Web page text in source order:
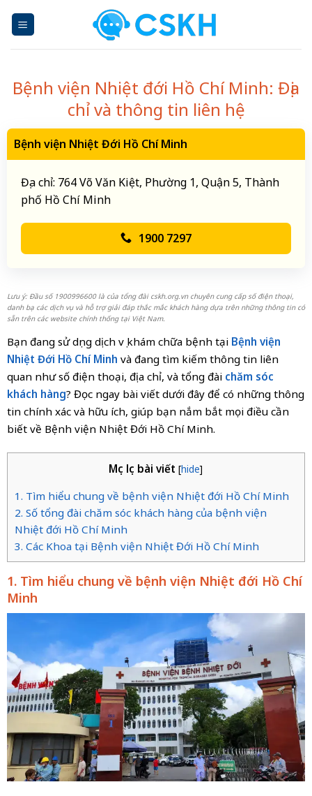
Bệnh viện Nhiệt đới Hồ Chí Minh: Địa
chỉ và thông tin liên hệ
Bệnh viện Nhiệt Đới Hồ Chí Minh
Địa chỉ: 764 Võ Văn Kiệt, Phường 1, Quận 5, Thành
phố Hồ Chí Minh
1900 7297
Lưu ý: Đầu số 1900996600 là của tổng đài cskh.org.vn chuyên cung cấp số điện thoại,
danh bạ các dịch vụ và hỗ trợ giải đáp thắc mắc khách hàng dựa trên những thông tin có
sẵn trên các website chính thống tại Việt Nam.
Bạn đang sử dụng dịch vụ khám chữa bệnh tại Bệnh viện
Nhiệt Đới Hồ Chí Minh và đang tìm kiếm thông tin liên
quan như số điện thoại, địa chỉ, và tổng đài chăm sóc
khách hàng? Đọc ngay bài viết dưới đây để có những thông
tin chính xác và hữu ích, giúp bạn nắm bắt mọi điều cần
biết về Bệnh viện Nhiệt Đới Hồ Chí Minh.
Mục lục bài viết [hide]
1. Tìm hiểu chung về bệnh viện Nhiệt đới Hồ Chí Minh
2. Số tổng đài chăm sóc khách hàng của bệnh viện
Nhiệt đới Hồ Chí Minh
3. Các Khoa tại Bệnh viện Nhiệt Đới Hồ Chí Minh
1. Tìm hiểu chung về bệnh viện Nhiệt đới Hồ Chí
Minh